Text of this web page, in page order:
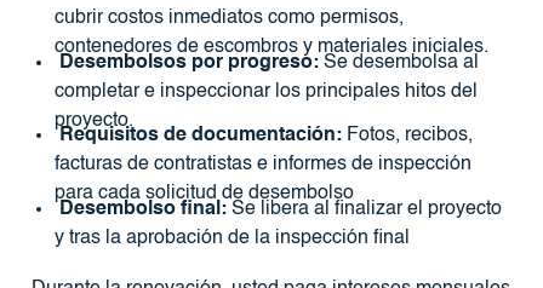
cubrir costos inmediatos como permisos,
contenedores de escombros y materiales iniciales.
Desembolsos por progreso:Se desembolsa al
completar e inspeccionar los principales hitos del
proyecto.
Requisitos de documentación:Fotos, recibos,
facturas de contratistas e informes de inspección
para cada solicitud de desembolso
Desembolso final:Se libera al finalizar el proyecto
y tras la aprobación de la inspección final